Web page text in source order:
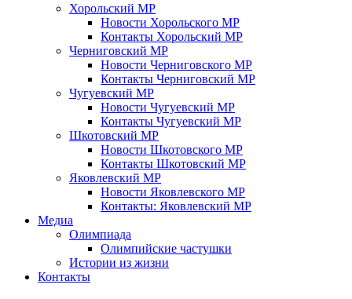
Хорольский МР
Новости Хорольского МР
Контакты Хорольский МР
Черниговский МР
Новости Черниговского МР
Контакты Черниговский МР
Чугуевский МР
Новости Чугуевский МР
Контакты Чугуевский МР
Шкотовский МР
Новости Шкотовского МР
Контакты Шкотовский МР
Яковлевский МР
Новости Яковлевского МР
Контакты: Яковлевский МР
Медиа
Олимпиада
Олимпийские частушки
Истории из жизни
Контакты